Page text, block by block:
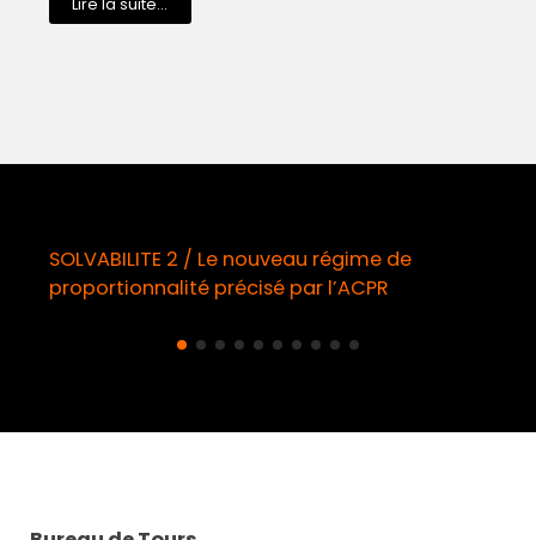
SOLVABILITE 2 / Le nouveau régime de
proportionnalité précisé par l’ACPR